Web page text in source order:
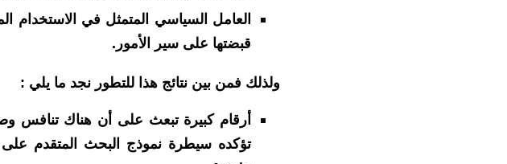
العامل السياسي المتمثل في الاستخدام
قبضتها على سير الأمور.
ولذلك فمن بين نتائج هذا للتطور نجد ما يلي :
أرقام كبيرة تبعث على أن هناك تنافس
تؤكده سيطرة نموذج البحث المتقدم على